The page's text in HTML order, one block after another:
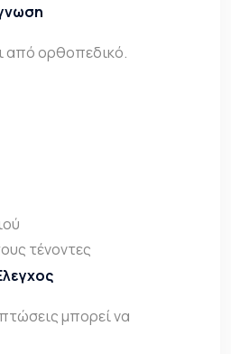
από ορθοπεδικό.
τένοντες
μπορεί να